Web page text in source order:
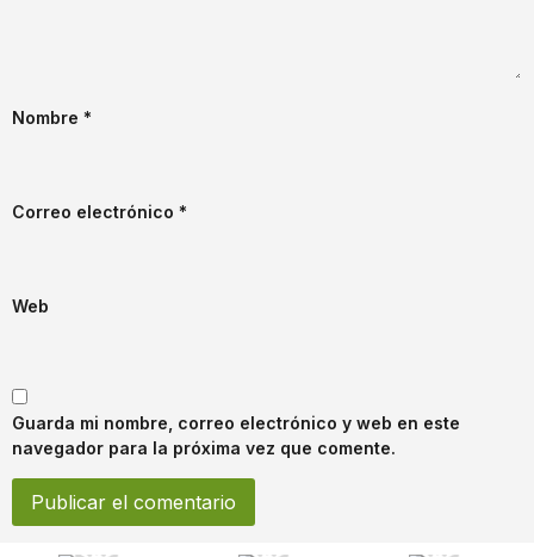
Nombre *
Correo electrónico *
Web
Guarda mi nombre, correo electrónico y web en este
navegador para la próxima vez que comente.